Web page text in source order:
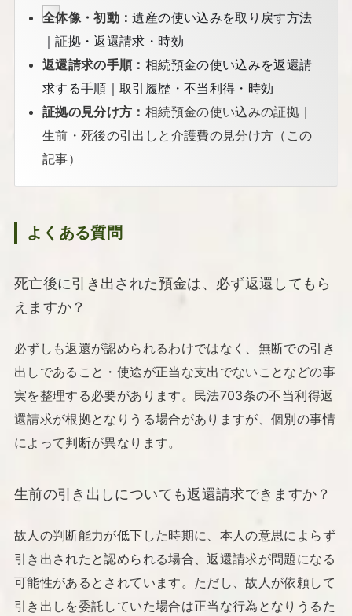
全体像・初動：遺産の使い込みを取り戻す方法
｜証拠・返還請求・時効
返還請求の手順： 相続預金の使い込みを返還請
求する手順｜取引履歴・不当利得・時効
証拠の見分け方： 相続預金の使い込みの証拠｜
生前・死後の引出しと介護費の見分け方（この
記事）
よくある質問
死亡後に引き出された預金は、必ず返還してもら
えますか？
必ずしも返還が認められるわけではなく、無断での引き
出しであること・使途が正当な支出でないことなどの事
実を整理する必要があります。民法703条の不当利得返
還請求が根拠となりうる場合がありますが、個別の事情
によって判断が異なります。
生前の引き出しについても返還請求できますか？
故人の判断能力が低下した時期に、本人の意思によらず
引き出されたと認められる場合、返還請求が問題になる
可能性があるとされています。ただし、故人が依頼して
引き出しを委託していた場合は正当な行為となりうるた